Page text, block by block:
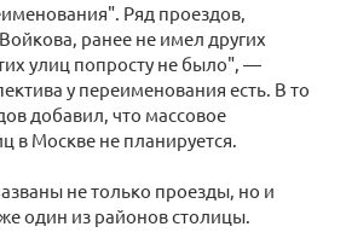
Ряд проездов,
ранее не имел других
улиц попросту не было", —
у переименования есть. В то
добавил, что массовое
в Москве не планируется.
не только проезды, но и
один из районов столицы.